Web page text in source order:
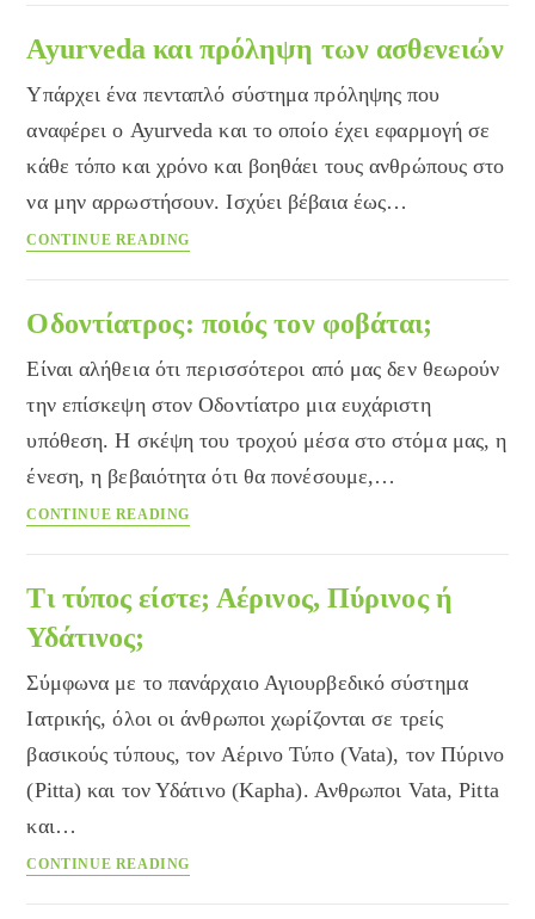
Ιατρική
σήμερα.
Μπορούν
να
Ayurveda και πρόληψη των ασθενειών
Υπάρχει ένα πενταπλό σύστημα πρόληψης που
αναφέρει ο Ayurveda και το οποίο έχει εφαρμογή σε
κάθε τόπο και χρόνο και βοηθάει τους ανθρώπους στο
να μην αρρωστήσουν. Ισχύει βέβαια έως…
CONTINUE READING
Οδοντίατρος: ποιός τον φοβάται;
Είναι αλήθεια ότι περισσότεροι από μας δεν θεωρούν
την επίσκεψη στον Οδοντίατρο μια ευχάριστη
υπόθεση. Η σκέψη του τροχού μέσα στο στόμα μας, η
ένεση, η βεβαιότητα ότι θα πονέσουμε,…
CONTINUE READING
φοβάται;
Τι τύπος είστε; Αέρινος, Πύρινος ή
Υδάτινος;
Σύμφωνα με το πανάρχαιο Αγιουρβεδικό σύστημα
Ιατρικής, όλοι οι άνθρωποι χωρίζονται σε τρείς
βασικούς τύπους, τον Αέρινο Τύπο (Vata), τον Πύρινο
(Pitta) και τον Υδάτινο (Kapha). Ανθρωποι Vata, Pitta
και…
CONTINUE READING